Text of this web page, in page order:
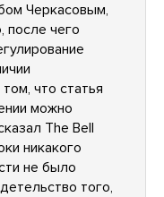
Черкасовым,
после чего
что статья
можно
The Bell
никакого
не было
того,